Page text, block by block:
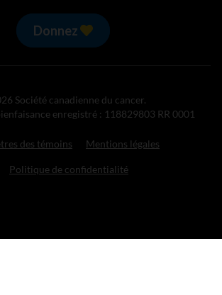
Donnez
Société canadienne du cancer.
enregistré : 118829803 RR 0001
des témoins Mentions légales
Politique de confidentialité